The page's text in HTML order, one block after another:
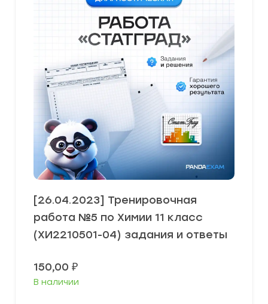
[26.04.2023] Тренировочная
работа №5 по Химии 11 класс
(ХИ2210501-04) задания и ответы
150,00 ₽
В наличии